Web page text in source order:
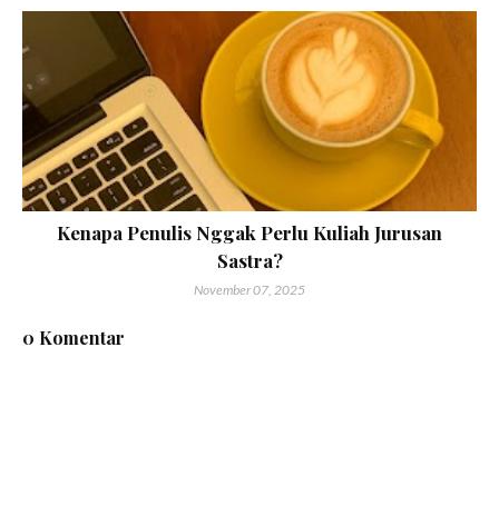
Kenapa Penulis Nggak Perlu Kuliah Jurusan
Sastra?
November 07, 2025
0 Komentar